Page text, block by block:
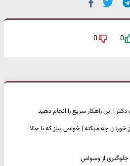
0
0
| این راهکار سریع را انجام دهید
خوردن چه میکنه | خواص پیاز که تا حالا
جلوگیری از وسواس